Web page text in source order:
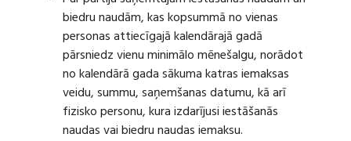
biedru naudām, kas kopsummā no vienas
personas attiecīgajā kalendārajā gadā
pārsniedz vienu minimālo mēnešalgu, norādot
no kalendārā gada sākuma katras iemaksas
veidu, summu, saņemšanas datumu, kā arī
fizisko personu, kura izdarījusi iestāšanās
naudas vai biedru naudas iemaksu.